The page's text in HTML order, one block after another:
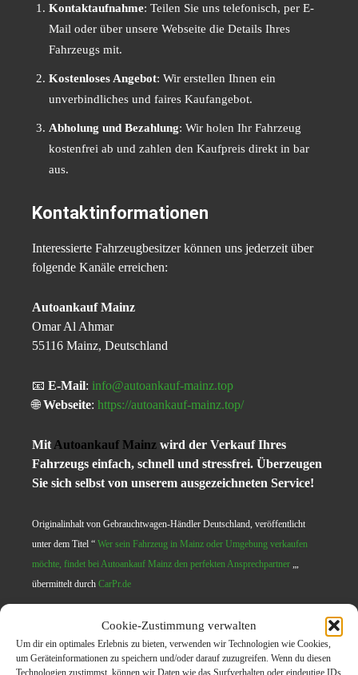
Cookie-Zustimmung verwalten
Um dir ein optimales Erlebnis zu bieten, verwenden wir Technologien wie Cookies,
um Geräteinformationen zu speichern und/oder darauf zuzugreifen. Wenn du diesen
Technologien zustimmst, können wir Daten wie das Surfverhalten oder eindeutige IDs
Kontaktaufnahme: Teilen Sie uns telefonisch, per E-
Mail oder über unsere Webseite die Details Ihres
Fahrzeugs mit.
Kostenloses Angebot: Wir erstellen Ihnen ein
unverbindliches und faires Kaufangebot.
Abholung und Bezahlung: Wir holen Ihr Fahrzeug
kostenfrei ab und zahlen den Kaufpreis direkt in bar
aus.
Kontaktinformationen
Interessierte Fahrzeugbesitzer können uns jederzeit über
folgende Kanäle erreichen:
Autoankauf Mainz
Omar Al Ahmar
55116 Mainz, Deutschland
📧 E-Mail: info@autoankauf-mainz.top
🌐Webseite: https://autoankauf-mainz.top/
Mit Autoankauf Mainz wird der Verkauf Ihres
Fahrzeugs einfach, schnell und stressfrei. Überzeugen
Sie sich selbst von unserem ausgezeichneten Service!
Originalinhalt von Gebrauchtwagen-Händler Deutschland, veröffentlicht
unter dem Titel “ Wer sein Fahrzeug in Mainz oder Umgebung verkaufen
möchte, findet bei Autoankauf Mainz den perfekten Ansprechpartner
übermittelt durch CarPr.de
Themen zum Beitrag